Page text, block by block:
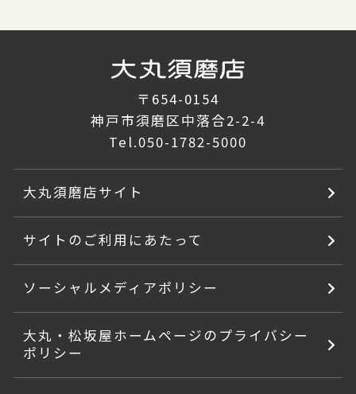
〒654-0154
神戸市須磨区中落合2-2-4
Tel.050-1782-5000
大丸須磨店サイト
サイトのご利用にあたって
ソーシャルメディアポリシー
大丸・松坂屋ホームページのプライバシー
ポリシー